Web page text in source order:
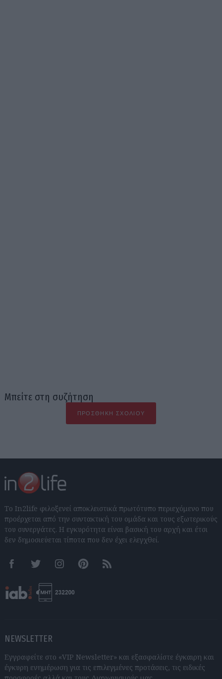
Μπείτε στη συζήτηση
ΠΡΟΣΘΉΚΗ ΣΧΟΛΊΟΥ
Το In2life φιλοξενεί αποκλειστικά πρωτότυπο περιεχόμενο που
προέρχεται από την συντακτική του ομάδα και τους εξωτερικούς
του συνεργάτες. Η εγκυρότητα είναι βασική του αρχή και έτσι
δεν δημοσιεύεται τίποτα που δεν έχει ελεγχθεί.
FacebookTwitter InstagramPinterestRSS feeds
NEWSLETTER
Εγγραφείτε στο «VIP Newsletter» και εξασφαλίστε έγκαιρη και
έγκυρη ενημέρωση για τις επιλεγμένες προτάσεις, τις ειδικές